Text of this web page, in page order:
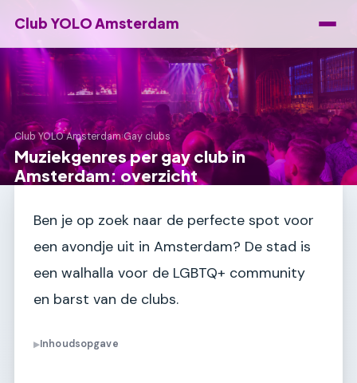
Club YOLO Amsterdam
Club YOLO Amsterdam›Gay clubs
Muziekgenres per gay club in
Amsterdam: overzicht
Ben je op zoek naar de perfecte spot voor
een avondje uit in Amsterdam? De stad is
een walhalla voor de LGBTQ+ community
en barst van de clubs.
▶Inhoudsopgave